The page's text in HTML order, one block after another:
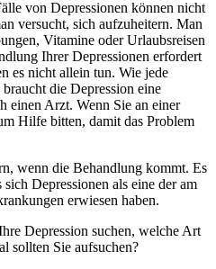
von Depressionen können nicht
versucht, sich aufzuheitern. Man
Vitamine oder Urlaubsreisen
Ihrer Depressionen erfordert
es nicht allein tun. Wie jede
die Depression eine
einen Arzt. Wenn Sie an einer
Hilfe bitten, damit das Problem
wenn die Behandlung kommt. Es
Depressionen als eine der am
erwiesen haben.
Depression suchen, welche Art
sollten Sie aufsuchen?